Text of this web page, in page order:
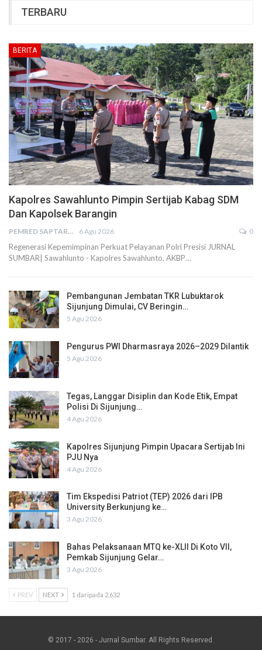
TERBARU
BERITA
Kapolres Sawahlunto Pimpin Sertijab Kabag SDM
Dan Kapolsek Barangin
PEMRED SAPTARIUS 6 Agu 2026 0
Regenerasi Kepemimpinan Perkuat Pelayanan Polri Presisi JURNAL
SUMBAR| Sawahlunto - Kapolres Sawahlunto, AKBP…
Pembangunan Jembatan TKR Lubuktarok
Sijunjung Dimulai, CV Beringin…
5 Agu 2026
Pengurus PWI Dharmasraya 2026–2029 Dilantik
5 Agu 2026
Tegas, Langgar Disiplin dan Kode Etik, Empat
Polisi Di Sijunjung…
4 Agu 2026
Kapolres Sijunjung Pimpin Upacara Sertijab Ini
PJU Nya
4 Agu 2026
Tim Ekspedisi Patriot (TEP) 2026 dari IPB
University Berkunjung ke…
3 Agu 2026
Bahas Pelaksanaan MTQ ke-XLII Di Koto VII,
Pemkab Sijunjung Gelar…
3 Agu 2026
PREV NEXT 1 daripada 2,632
© 2017 - 2026 - Jurnal Sumbar. All Rights Reserved.